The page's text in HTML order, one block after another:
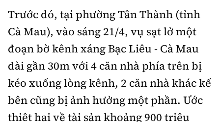
Trước đó, tại phường Tân Thành (tỉnh
Cà Mau), vào sáng 21/4, vụ sạt lở một
đoạn bờ kênh xáng Bạc Liêu - Cà Mau
dài gần 30m với 4 căn nhà phía trên bị
kéo xuống lòng kênh, 2 căn nhà khác kế
bên cũng bị ảnh hưởng một phần. Ước
thiệt hại về tài sản khoảng 900 triệu